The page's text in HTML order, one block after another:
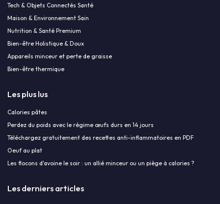
Tech & Objets Connectés Santé
Maison & Environnement Sain
Nutrition & Santé Premium
Bien-être Holistique & Doux
Appareils minceur et perte de graisse
Bien-être thermique
Les plus lus
Calories pâtes
Perdez du poids avec le régime œufs durs en 14 jours
Téléchargez gratuitement des recettes anti-inflammatoires en PDF
Oeuf au plat
Les flocons d'avoine le soir : un allié minceur ou un piège à calories ?
Les derniers articles